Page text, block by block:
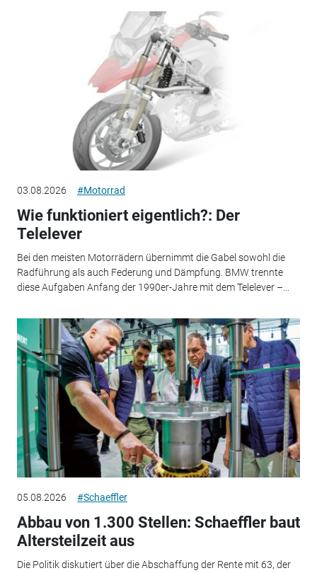
03.08.2026 #Motorrad
Wie funktioniert eigentlich?: Der
Telelever
Bei den meisten Motorrädern übernimmt die Gabel sowohl die
Radführung als auch Federung und Dämpfung. BMW trennte
diese Aufgaben Anfang der 1990er-Jahre mit dem Telelever –...
05.08.2026 #Schaeffler
Abbau von 1.300 Stellen: Schaeffler baut
Altersteilzeit aus
Die Politik diskutiert über die Abschaffung der Rente mit 63, der